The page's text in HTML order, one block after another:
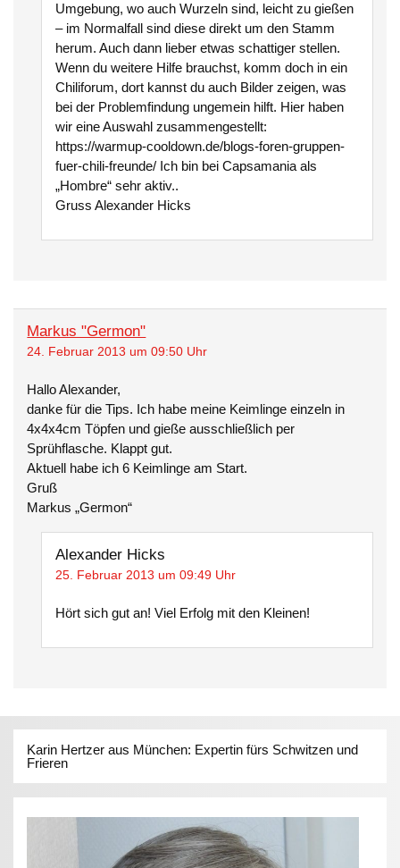
Umgebung, wo auch Wurzeln sind, leicht zu gießen
– im Normalfall sind diese direkt um den Stamm
herum. Auch dann lieber etwas schattiger stellen.
Wenn du weitere Hilfe brauchst, komm doch in ein
Chiliforum, dort kannst du auch Bilder zeigen, was
bei der Problemfindung ungemein hilft. Hier haben
wir eine Auswahl zusammengestellt:
https://warmup-cooldown.de/blogs-foren-gruppen-
fuer-chili-freunde/ Ich bin bei Capsamania als
„Hombre“ sehr aktiv..
Gruss Alexander Hicks
Markus "Germon"
24. Februar 2013 um 09:50 Uhr
Hallo Alexander,
danke für die Tips. Ich habe meine Keimlinge einzeln in
4x4x4cm Töpfen und gieße ausschließlich per
Sprühflasche. Klappt gut.
Aktuell habe ich 6 Keimlinge am Start.
Gruß
Markus „Germon“
Alexander Hicks
25. Februar 2013 um 09:49 Uhr
Hört sich gut an! Viel Erfolg mit den Kleinen!
Karin Hertzer aus München: Expertin fürs Schwitzen und
Frieren